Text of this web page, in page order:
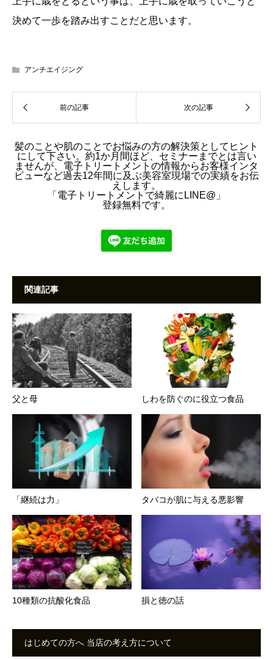
決めて一歩を踏み出すことだと思います。
アンチエイジング
髪のことや肌のことでお悩みの方の解決策としてヒント
にして下さい。約1か月間ほど、セミナーまでとは言い
ませんが、電子トリートメントの情報からお客様インタ
ビューなど過去12年間に及ぶ美容室現場での実績をお伝
えします。
「電子トリートメントで綺麗にLINE@」
登録無料です。
関連記事
父と母 しわを防ぐのに役立つ食品
「継続は力」 タバコが肌に与える悪影響
10種類の抗酸化食品 損と徳の話
はじめての方へ 当店の考え方について